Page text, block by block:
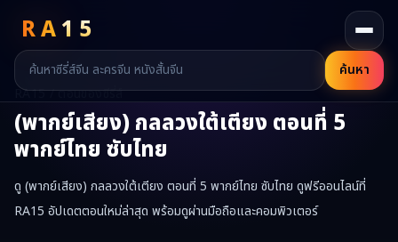
RA15
ค้นหา
RA15 / ตอนของซีรี่ส์
(พากย์เสียง) กลลวงใต้เตียง ตอนที่ 5
พากย์ไทย ซับไทย
ดู (พากย์เสียง) กลลวงใต้เตียง ตอนที่ 5 พากย์ไทย ซับไทย ดูฟรีออนไลน์ที่
RA15 อัปเดตตอนใหม่ล่าสุด พร้อมดูผ่านมือถือและคอมพิวเตอร์